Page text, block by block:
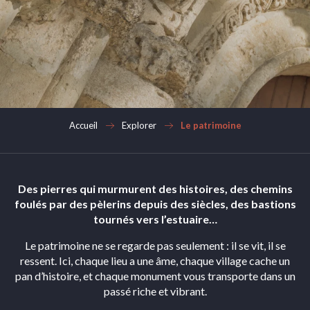
Accueil Explorer Le patrimoine
Des pierres qui murmurent des histoires, des chemins
foulés par des pèlerins depuis des siècles, des bastions
tournés vers l’estuaire…
Le patrimoine ne se regarde pas seulement : il se vit, il se
ressent. Ici, chaque lieu a une âme, chaque village cache un
pan d’histoire, et chaque monument vous transporte dans un
passé riche et vibrant.